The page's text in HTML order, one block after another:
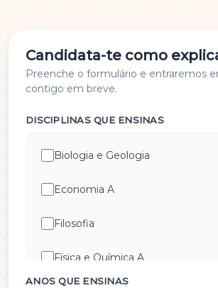
Candidata-te como
Preenche o formulário e entraremos
contigo em breve.
DISCIPLINAS QUE ENSINAS
Biologia e Geologia
Economia A
Filosofia
Física e Química A
ANOS QUE ENSINAS